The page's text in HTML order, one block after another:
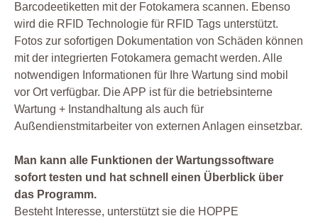
Barcodeetiketten mit der Fotokamera scannen. Ebenso
wird die RFID Technologie für RFID Tags unterstützt.
Fotos zur sofortigen Dokumentation von Schäden können
mit der integrierten Fotokamera gemacht werden. Alle
notwendigen Informationen für Ihre Wartung sind mobil
vor Ort verfügbar. Die APP ist für die betriebsinterne
Wartung + Instandhaltung als auch für
Außendienstmitarbeiter von externen Anlagen einsetzbar.
Man kann alle Funktionen der Wartungssoftware
sofort testen und hat schnell einen Überblick über
das Programm.
Besteht Interesse, unterstützt sie die HOPPE